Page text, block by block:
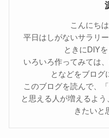
こんにち
平日はしがないサラリ
ときにDIYを
いろいろ作ってみては
となどをブログ
このブログを読んで、
と思える人が増えるよ
きたいと